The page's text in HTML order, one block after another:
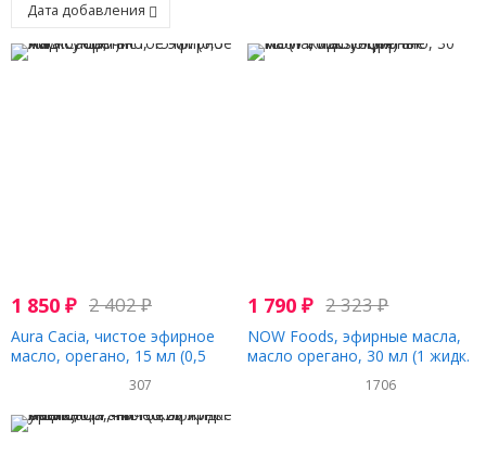
Дата добавления
1 850 ₽ 2 402₽
Aura Cacia, чистое эфирное
масло, орегано, 15 мл (0,5
307
1 790₽ 2 323₽
NOW Foods, эфирные масла,
масло орегано, 30 мл (1 жидк.
1706